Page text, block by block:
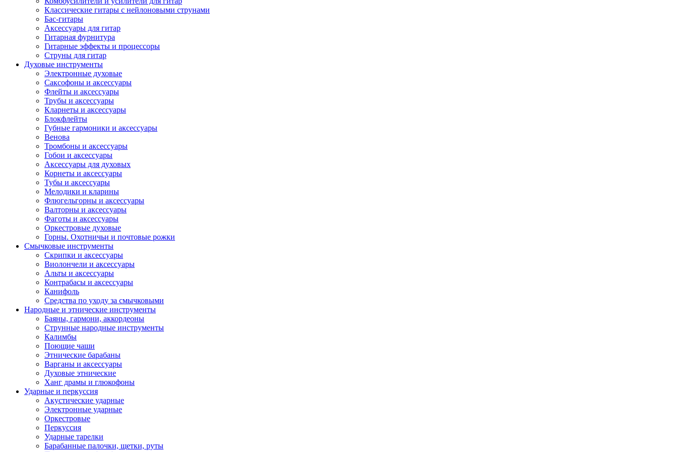
Классические гитары с нейлоновыми струнами
Бас-гитары
Аксессуары для гитар
Гитарная фурнитура
Гитарные эффекты и процессоры
Струны для гитар
Духовые инструменты
Электронные духовые
Саксофоны и аксессуары
Флейты и аксессуары
Трубы и аксессуары
Кларнеты и аксессуары
Блокфлейты
Губные гармоники и аксессуары
Венова
Тромбоны и аксессуары
Гобои и аксессуары
Аксессуары для духовых
Корнеты и аксессуары
Тубы и аксессуары
Мелодики и кларины
Флюгельгорны и аксессуары
Валторны и аксессуары
Фаготы и аксессуары
Оркестровые духовые
Горны. Охотничьи и почтовые рожки
Смычковые инструменты
Скрипки и аксессуары
Виолончели и аксессуары
Альты и аксессуары
Контрабасы и аксессуары
Канифоль
Средства по уходу за смычковыми
Народные и этнические инструменты
Баяны, гармони, аккордеоны
Струнные народные инструменты
Калимбы
Поющие чаши
Этнические барабаны
Варганы и аксессуары
Духовые этнические
Ханг драмы и глюкофоны
Ударные и перкуссия
Акустические ударные
Электронные ударные
Оркестровые
Перкуссия
Ударные тарелки
Барабанные палочки, щетки, руты